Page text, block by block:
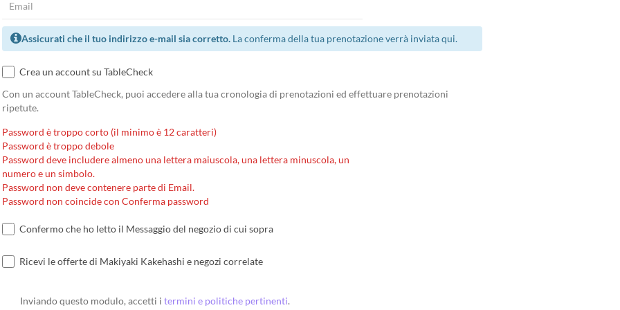
Assicurati che il tuo indirizzo e-mail sia corretto.La conferma della tua prenotazione verrà inviata qui.
Crea un account su TableCheck
Con un account TableCheck, puoi accedere alla tua cronologia di prenotazioni ed effettuare prenotazioni
ripetute.
Password è troppo corto (il minimo è 12 caratteri)
Password è troppo debole
Password deve includere almeno una lettera maiuscola, una lettera minuscola, un
numero e un simbolo.
Password non deve contenere parte di Email.
Password non coincide con Conferma password
Confermo che ho letto il Messaggio del negozio di cui sopra
Ricevi le offerte di Makiyaki Kakehashi e negozi correlate
Inviando questo modulo, accetti i termini e politiche pertinenti.